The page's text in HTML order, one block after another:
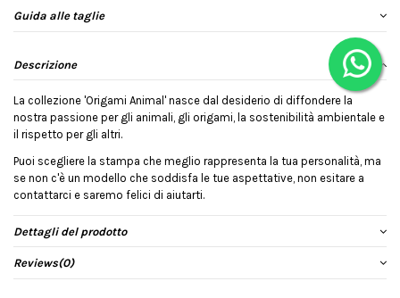
Guida alle taglie
Descrizione
La collezione 'Origami Animal' nasce dal desiderio di diffondere la
nostra passione per gli animali, gli origami, la sostenibilità ambientale e
il rispetto per gli altri.
Puoi scegliere la stampa che meglio rappresenta la tua personalità, ma
se non c'è un modello che soddisfa le tue aspettative, non esitare a
contattarci e saremo felici di aiutarti.
Dettagli del prodotto
Reviews(0)